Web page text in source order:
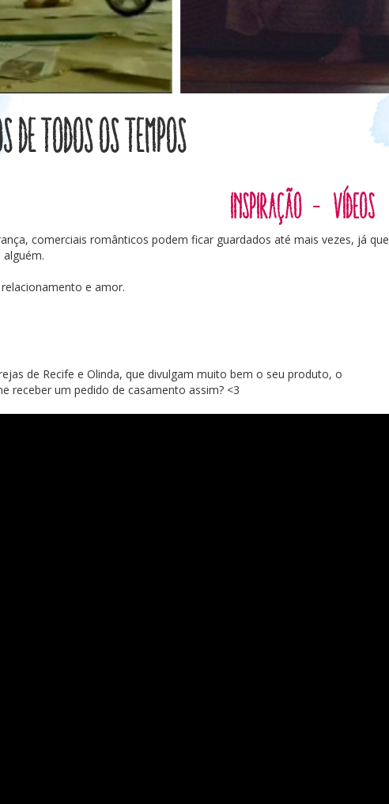
de todos os tempos
Inspiração - Vídeos
comerciais românticos podem ficar guardados até mais vezes, já que
e amor.
de Recife e Olinda, que divulgam muito bem o seu produto, o
receber um pedido de casamento assim? <3